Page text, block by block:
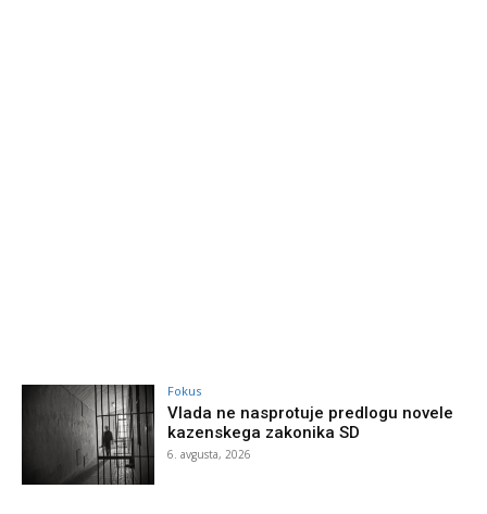
Fokus
Vlada ne nasprotuje predlogu novele
kazenskega zakonika SD
6. avgusta, 2026